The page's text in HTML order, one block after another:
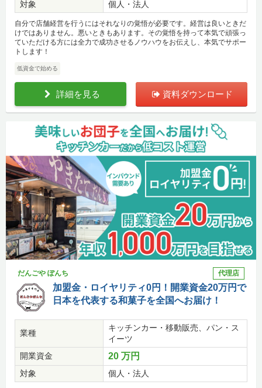
対象 個人・法人
自分で店舗経営を行うにはそれなりの覚悟が必要です。経営は良いときだ
けではありません。悪いときもあります。その覚悟を持って本気で頑張っ
ていただける方には全力で成功させるノウハウをお伝えし、本気でサポー
トします！
低資金で始める
詳細を見る 資料ダウンロード
だんごや ぽんち 代理店
加盟金・ロイヤリティ0円！開業資金20万円で
日本を代表する和菓子を全国へお届け！
業種
キッチンカー・移動販売、パン・ス
イーツ
開業資金
20 万円
対象 個人・法人